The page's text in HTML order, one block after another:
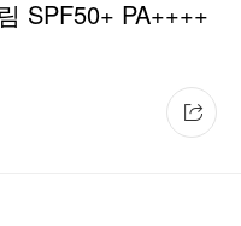
SPF50+ PA++++